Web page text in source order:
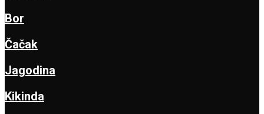
Bor
Čačak
Jagodina
Kikinda